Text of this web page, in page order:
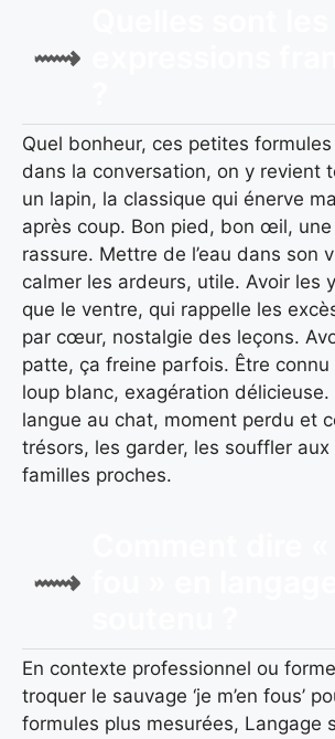
Quel bonheur, ces petites
dans la conversation, on y revient
un lapin, la classique qui énerve
après coup. Bon pied, bon œil, une
rassure. Mettre de l’eau dans son
calmer les ardeurs, utile. Avoir les
que le ventre, qui rappelle les
par cœur, nostalgie des leçons.
patte, ça freine parfois. Être connu
loup blanc, exagération délicieuse.
langue au chat, moment perdu et
trésors, les garder, les souffler aux
familles proches.
En contexte professionnel ou
troquer le sauvage ‘je m’en fous’
formules plus mesurées, Langage